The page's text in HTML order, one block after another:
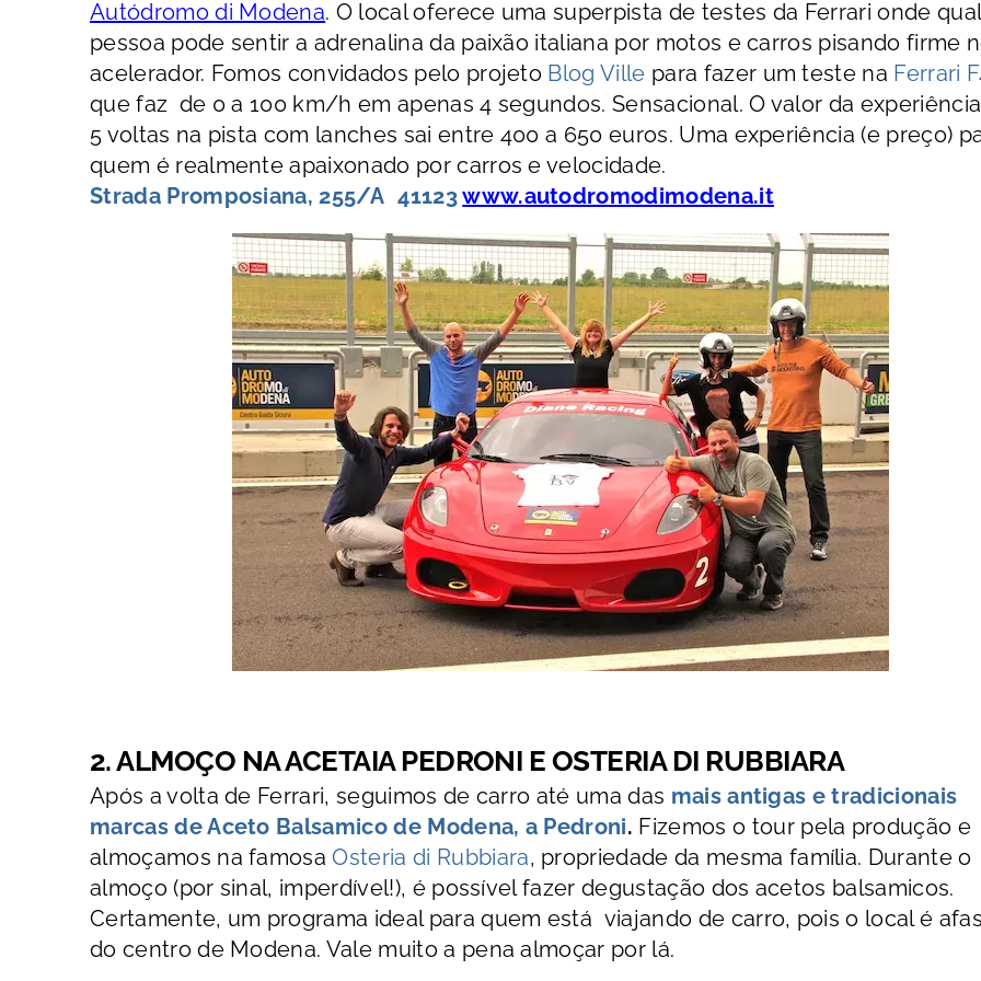
Autódromo di Modena. O local oferece uma superpista de testes da Ferrari onde
pessoa pode sentir a adrenalina da paixão italiana por motos e carros pisando firme
acelerador. Fomos convidados pelo projeto Blog Ville para fazer um teste na Ferrari
que faz de 0 a 100 km/h em apenas 4 segundos. Sensacional. O valor da
5 voltas na pista com lanches sai entre 400 a 650 euros. Uma experiência (e preço)
quem é realmente apaixonado por carros e velocidade.
Strada Promposiana, 255/A 41123www.autodromodimodena.it
2. ALMOÇO NA ACETAIA PEDRONI E OSTERIA DI RUBBIARA
Após a volta de Ferrari, seguimos de carro até uma das mais antigas e tradicionais
marcas de Aceto Balsamico de Modena, a Pedroni. Fizemos o tour pela produção e
almoçamos na famosaOsteria di Rubbiara, propriedade da mesma família. Durante o
almoço (por sinal, imperdível!), é possível fazer degustação dos acetos balsamicos.
Certamente, um programa ideal para quem está viajando de carro, pois o local é
do centro de Modena. Vale muito a pena almoçar por lá.